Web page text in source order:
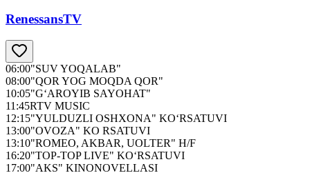
RenessansTV
06:00"SUV YOQALAB"
08:00"QOR YOG MOQDA QOR"
10:05"G‘AROYIB SAYOHAT"
11:45RTV MUSIC
12:15"YULDUZLI OSHXONA" KO‘RSATUVI
13:00"OVOZA" KO RSATUVI
13:10"ROMEO, AKBAR, UOLTER" H/F
16:20"TOP-TOP LIVE" KO‘RSATUVI
17:00"AKS" KINONOVELLASI